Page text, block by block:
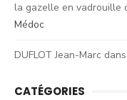
la gazelle en vadrouille
Médoc
DUFLOT Jean-Marc dans
CATÉGORIES